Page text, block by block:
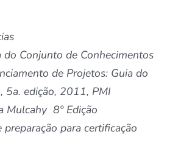
do Conjunto de Conhecimentos
de Projetos: Guia do
5a. edição, 2011, PMI
Mulcahy 8º Edição
preparação para certificação